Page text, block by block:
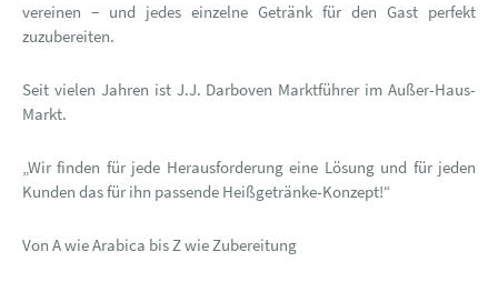
vereinen − und jedes einzelne Getränk für den Gast perfekt
zuzubereiten.
Seit vielen Jahren ist J.J. Darboven Marktführer im Außer-Haus-
Markt.
„Wir finden für jede Herausforderung eine Lösung und für jeden
Kunden das für ihn passende Heißgetränke-Konzept!“
Von A wie Arabica bis Z wie Zubereitung